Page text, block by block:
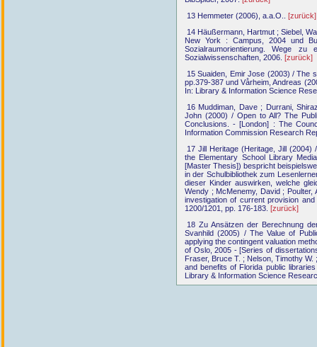
13 Hemmeter (2006), a.a.O.. [zurück]
14 Häußermann, Hartmut ; Siebel,
New York : Campus, 2004 und
Sozialraumorientierung. Wege
Sozialwissenschaften, 2006. [zurück]
15 Suaiden, Emir Jose (2003) / The
pp.379-387 und Vårheim, Andreas
In: Library & Information Science
16 Muddiman, Dave ; Durrani,
John (2000) / Open to All? The
Conclusions. - [London] : The
Information Commission Research
17 Jill Heritage (Heritage, Jill (2004)
the Elementary School Library
[Master Thesis]) bespricht
in der Schulbibliothek zum
dieser Kinder auswirken, welche
Wendy ; McMenemy, David ;
investigation of current provision
1200/1201, pp. 176-183. [zurück]
18 Zu Ansätzen der Berechnung
Svanhild (2005) / The Value of
applying the contingent valuation
of Oslo, 2005 - [Series of
Fraser, Bruce T. ; Nelson, Timothy
and benefits of Florida public
Library & Information Science